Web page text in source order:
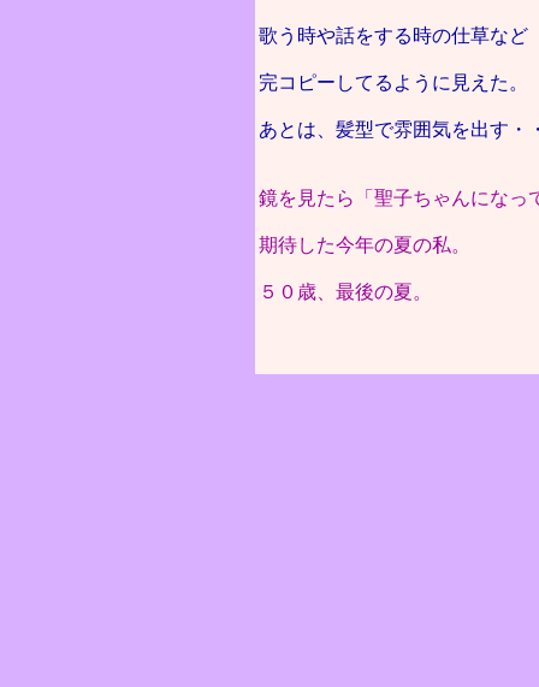
歌う時や話をする時の仕草など
完コピーしてるように見えた。
あとは、髪型で雰囲気を出す・
鏡を見たら「聖子ちゃんになっ
期待した今年の夏の私。
５０歳、最後の夏。